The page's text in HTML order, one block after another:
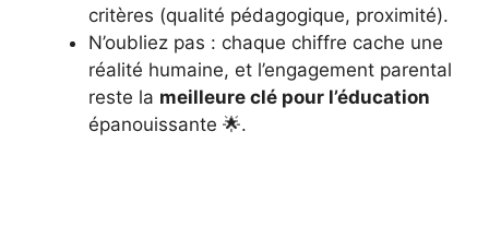
critères (qualité pédagogique, proximité).
N’oubliez pas : chaque chiffre cache une
réalité humaine, et l’engagement parental
reste la meilleure clé pour l’éducation
épanouissante 🌟.